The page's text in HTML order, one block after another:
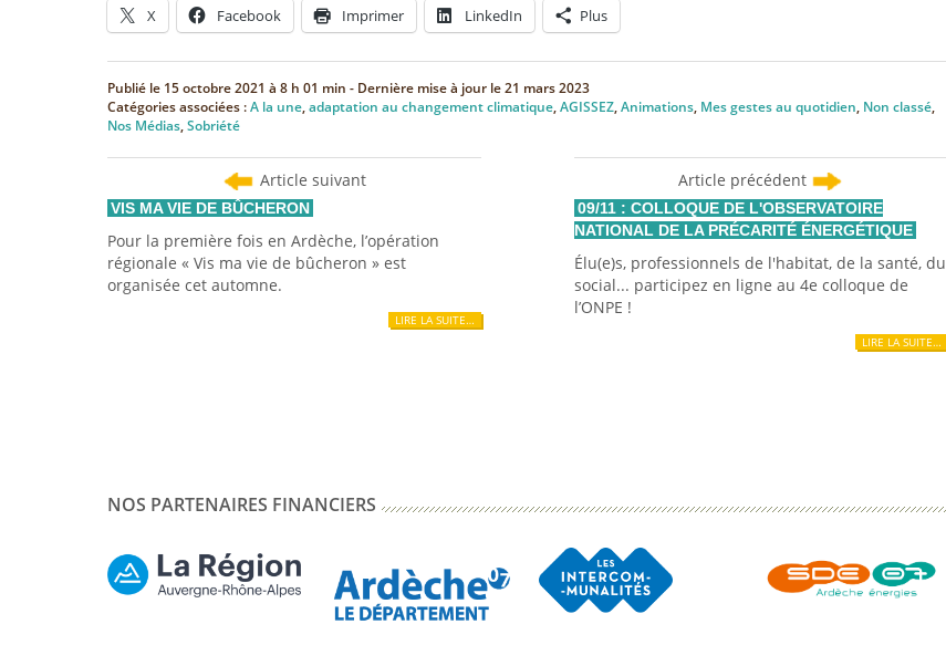
X Facebook Imprimer LinkedIn Plus
Publié le 15 octobre 2021 à 8 h 01 min - Dernière mise à jour le21 mars 2023
Catégories associées :A la une,adaptation au changement climatique,AGISSEZ,Animations, Mes gestes au quotidien, Non classé,
Nos Médias,Sobriété
Article suivant
VIS MA VIE DE BÛCHERON
Pour la première fois en Ardèche, l’opération
régionale « Vis ma vie de bûcheron » est
organisée cet automne.
LIRE LA SUITE…
Article précédent
09/11 : COLLOQUE DE L'OBSERVATOIRE
NATIONAL DE LA PRÉCARITÉ ÉNERGÉTIQUE
Élu(e)s, professionnels de l'habitat, de la santé, du
social... participez en ligne au 4e colloque de
l’ONPE !
LIRE LA SUITE…
NOS PARTENAIRES FINANCIERS